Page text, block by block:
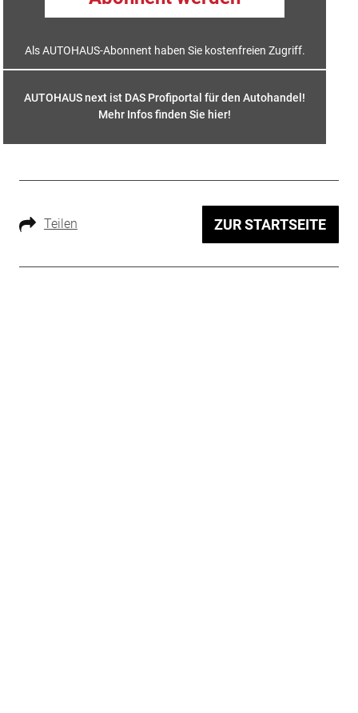
Als AUTOHAUS-Abonnent haben Sie kostenfreien Zugriff.
AUTOHAUS next ist DAS Profiportal für den Autohandel!
Mehr Infos finden Sie hier!
Teilen ZUR STARTSEITE